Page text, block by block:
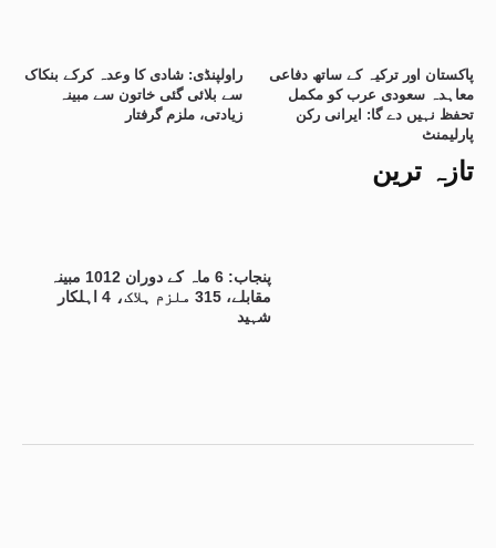
تازہ ترین
پنجاب: 6 ماہ کے دوران 1012 مبینہ
مقابلے، 315 ملزم ہلاک، 4 اہلکار
شہید
راولپنڈی: شادی کا وعدہ کرکے بنکاک
سے بلائی گئی خاتون سے مبینہ
زیادتی، ملزم گرفتار
پاکستان اور ترکیہ کے ساتھ دفاعی
معاہدہ سعودی عرب کو مکمل
تحفظ نہیں دے گا: ایرانی رکن
پارلیمنٹ